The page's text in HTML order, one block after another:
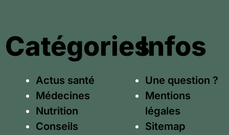
Catégories
Actus santé
Médecines
Nutrition
Conseils
Infos
Une question ?
Mentions
légales
Sitemap